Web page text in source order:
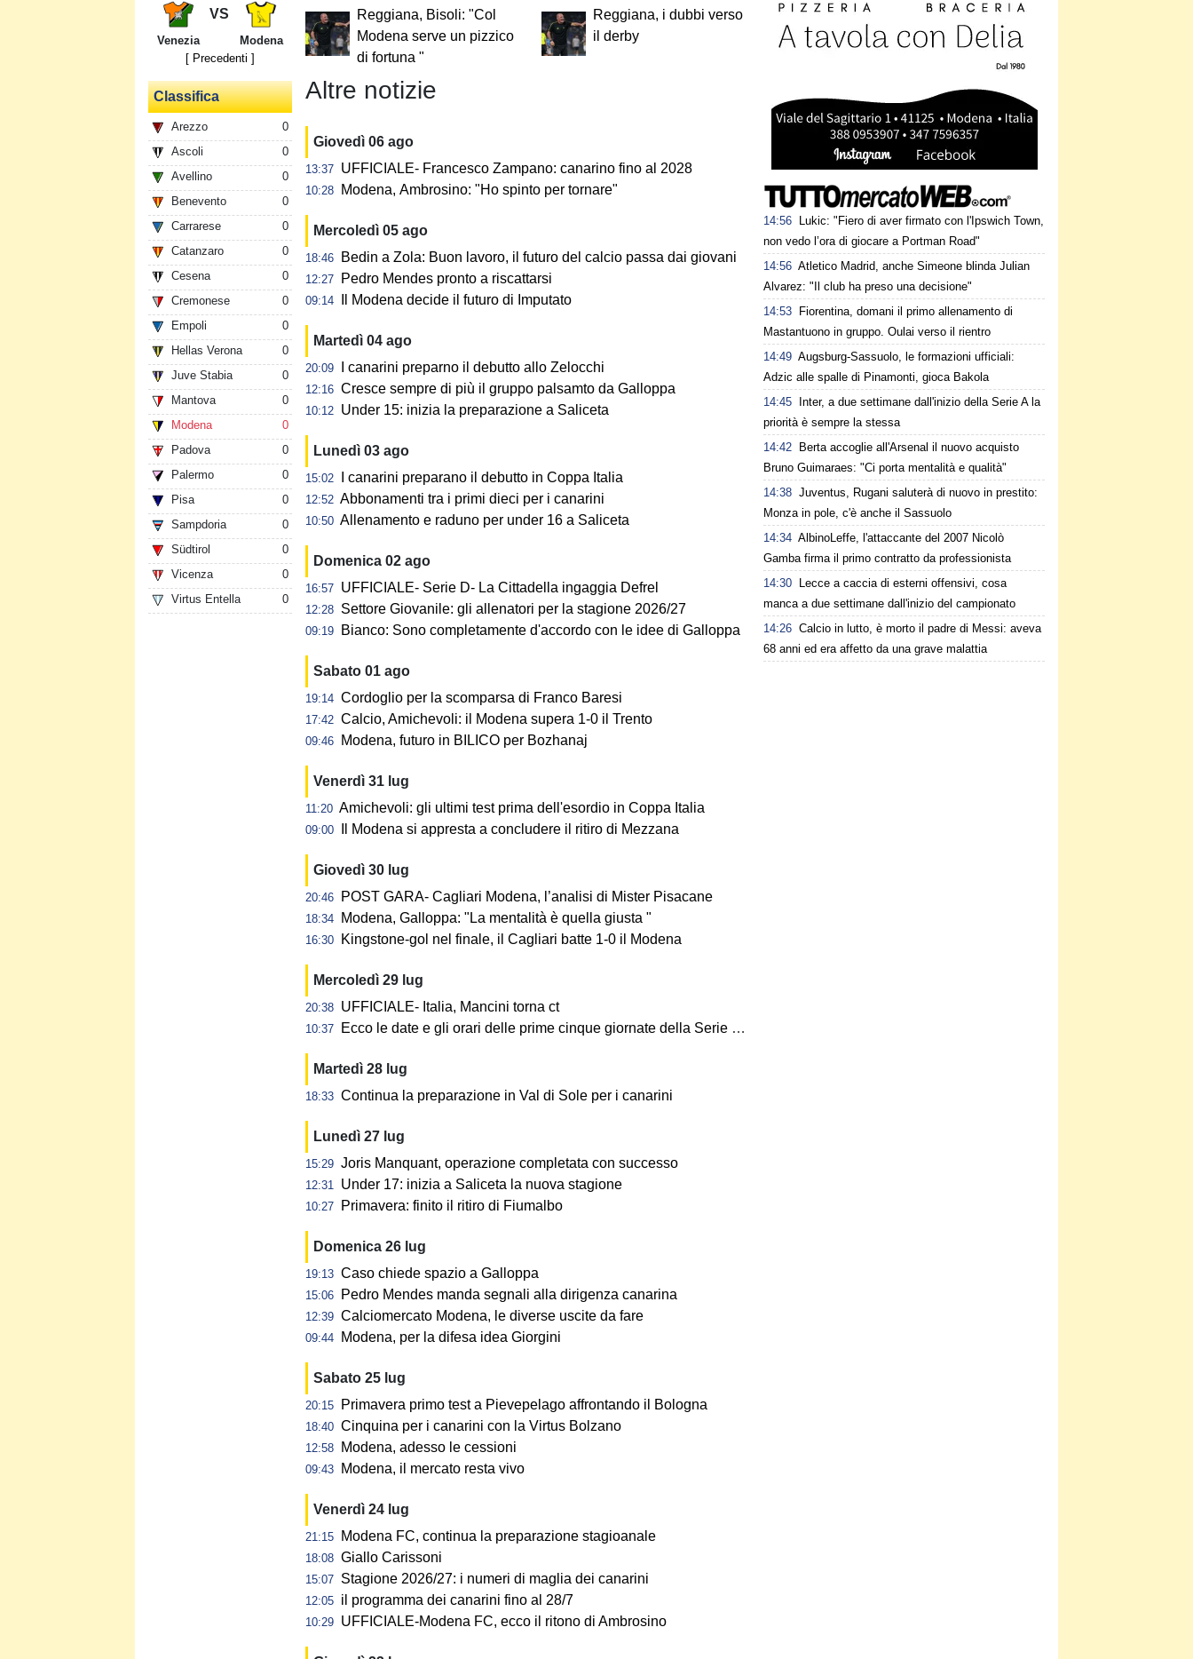
VS
Venezia
Modena
[ Precedenti ]
Classifica
Arezzo
0
Ascoli
0
Avellino
0
Benevento
0
Carrarese
0
Catanzaro
0
Cesena
0
Cremonese
0
Empoli
0
Hellas Verona
0
Juve Stabia
0
Mantova
0
Modena
0
Padova
0
Palermo
0
Pisa
0
Sampdoria
0
Südtirol
0
Vicenza
0
Virtus Entella
0
Reggiana, Bisoli: "Col
Modena serve un pizzico
di fortuna "
Reggiana, i dubbi verso
il derby
Altre notizie
Giovedì 06 ago
13:37 UFFICIALE- Francesco Zampano: canarino fino al 2028
10:28 Modena, Ambrosino: "Ho spinto per tornare"
Mercoledì 05 ago
18:46 Bedin a Zola: Buon lavoro, il futuro del calcio passa dai giovani
12:27 Pedro Mendes pronto a riscattarsi
09:14 Il Modena decide il futuro di Imputato
Martedì 04 ago
20:09 I canarini preparno il debutto allo Zelocchi
12:16 Cresce sempre di più il gruppo palsamto da Galloppa
10:12 Under 15: inizia la preparazione a Saliceta
Lunedì 03 ago
15:02 I canarini preparano il debutto in Coppa Italia
12:52 Abbonamenti tra i primi dieci per i canarini
10:50 Allenamento e raduno per under 16 a Saliceta
Domenica 02 ago
16:57 UFFICIALE- Serie D- La Cittadella ingaggia Defrel
12:28 Settore Giovanile: gli allenatori per la stagione 2026/27
09:19 Bianco: Sono completamente d'accordo con le idee di Galloppa
Sabato 01 ago
19:14 Cordoglio per la scomparsa di Franco Baresi
17:42 Calcio, Amichevoli: il Modena supera 1-0 il Trento
09:46 Modena, futuro in BILICO per Bozhanaj
Venerdì 31 lug
11:20 Amichevoli: gli ultimi test prima dell'esordio in Coppa Italia
09:00 Il Modena si appresta a concludere il ritiro di Mezzana
Giovedì 30 lug
20:46 POST GARA- Cagliari Modena, l’analisi di Mister Pisacane
18:34 Modena, Galloppa: "La mentalità è quella giusta "
16:30 Kingstone-gol nel finale, il Cagliari batte 1-0 il Modena
Mercoledì 29 lug
20:38 UFFICIALE- Italia, Mancini torna ct
10:37 Ecco le date e gli orari delle prime cinque giornate della Serie BKT
Martedì 28 lug
18:33 Continua la preparazione in Val di Sole per i canarini
Lunedì 27 lug
15:29 Joris Manquant, operazione completata con successo
12:31 Under 17: inizia a Saliceta la nuova stagione
10:27 Primavera: finito il ritiro di Fiumalbo
Domenica 26 lug
19:13 Caso chiede spazio a Galloppa
15:06 Pedro Mendes manda segnali alla dirigenza canarina
12:39 Calciomercato Modena, le diverse uscite da fare
09:44 Modena, per la difesa idea Giorgini
Sabato 25 lug
20:15 Primavera primo test a Pievepelago affrontando il Bologna
18:40 Cinquina per i canarini con la Virtus Bolzano
12:58 Modena, adesso le cessioni
09:43 Modena, il mercato resta vivo
Venerdì 24 lug
21:15 Modena FC, continua la preparazione stagioanale
18:08 Giallo Carissoni
15:07 Stagione 2026/27: i numeri di maglia dei canarini
12:05 il programma dei canarini fino al 28/7
10:29 UFFICIALE-Modena FC, ecco il ritono di Ambrosino
14:56
Lukic: "Fiero di aver firmato con l'Ipswich Town,
non vedo l’ora di giocare a Portman Road"
14:56 Atletico Madrid, anche Simeone blinda Julian
Alvarez: "Il club ha preso una decisione"
14:53
Fiorentina, domani il primo allenamento di
Mastantuono in gruppo. Oulai verso il rientro
14:49 Augsburg-Sassuolo, le formazioni ufficiali:
Adzic alle spalle di Pinamonti, gioca Bakola
14:45
Inter, a due settimane dall'inizio della Serie A la
priorità è sempre la stessa
14:42
Berta accoglie all'Arsenal il nuovo acquisto
Bruno Guimaraes: "Ci porta mentalità e qualità"
14:38 Juventus, Rugani saluterà di nuovo in prestito:
Monza in pole, c'è anche il Sassuolo
14:34 AlbinoLeffe, l'attaccante del 2007 Nicolò
Gamba firma il primo contratto da professionista
14:30
Lecce a caccia di esterni offensivi, cosa
manca a due settimane dall'inizio del campionato
14:26 Calcio in lutto, è morto il padre di Messi: aveva
68 anni ed era affetto da una grave malattia